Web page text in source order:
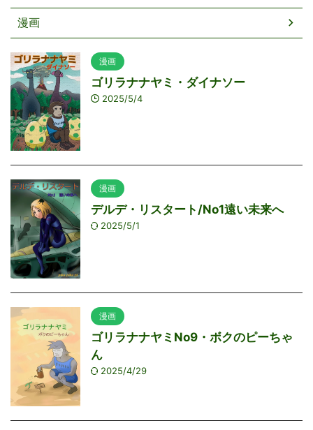
漫画
漫画
ゴリラナナヤミ・ダイナソー
2025/5/4
漫画
デルデ・リスタート/No1遠い未来へ
2025/5/1
漫画
ゴリラナナヤミNo9・ボクのピーちゃ
ん
2025/4/29